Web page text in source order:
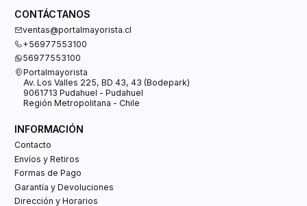
CONTÁCTANOS
ventas@portalmayorista.cl
+56977553100
56977553100
Portalmayorista
Av. Los Valles 225, BD 43, 43 (Bodepark)
9061713 Pudahuel - Pudahuel
Región Metropolitana - Chile
INFORMACIÓN
Contacto
Envíos y Retiros
Formas de Pago
Garantía y Devoluciones
Dirección y Horarios